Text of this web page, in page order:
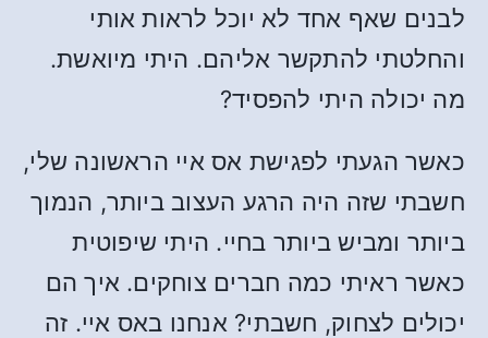
לבנים שאף אחד לא יוכל לראות אותי
והחלטתי להתקשר אליהם. היתי מיואשת.
מה יכולה היתי להפסיד?
כאשר הגעתי לפגישת אס איי הראשונה שלי,
חשבתי שזה היה הרגע העצוב ביותר, הנמוך
ביותר ומביש ביותר בחיי. היתי שיפוטית
כאשר ראיתי כמה חברים צוחקים. איך הם
יכולים לצחוק, חשבתי? אנחנו באס איי. זה